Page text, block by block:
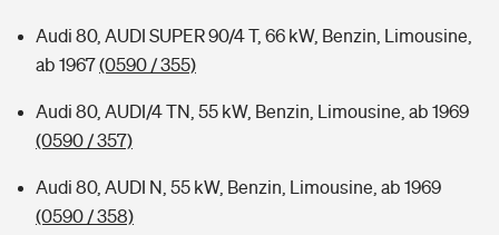
Audi 80, AUDI SUPER 90/4 T, 66 kW, Benzin, Limousine,
ab 1967(0590 / 355)
Audi 80, AUDI/4 TN, 55 kW, Benzin, Limousine, ab 1969
(0590 / 357)
Audi 80, AUDI N, 55 kW, Benzin, Limousine, ab 1969
(0590 / 358)